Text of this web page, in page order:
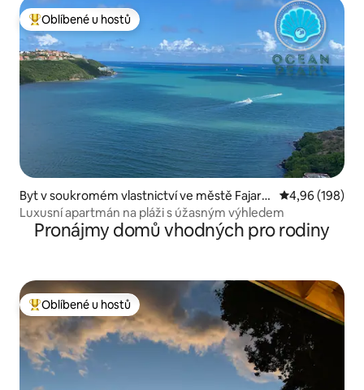
Nejlepší v kategorii Oblíbené u hostů
Oblíbené u hostů
Byt v soukromém vlastnictví ve městě Fajard
o
Průměrné
4,96 (198)
Luxusní apartmán na pláži s úžasným výhledem
Pronájmy domů vhodných pro rodiny
Nejlepší v kategorii Oblíbené u hostů
Oblíbené u hostů